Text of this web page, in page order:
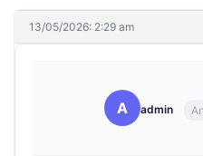
13/05/2026: 2:29 am
A admin